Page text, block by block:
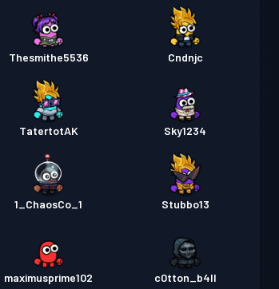
Thesmithe5536 Cndnjc
TatertotAK Sky1234
1_ChaosCo_1 Stubbo13
maximusprime102 c0tton_b4ll